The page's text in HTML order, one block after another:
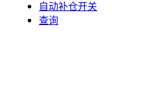
自动补仓开关
查询